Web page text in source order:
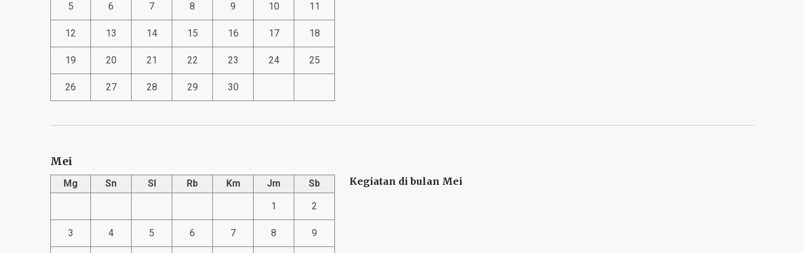
5 6 7 8 9 10 11
12 13 14 15 16 17 18
19 20 21 22 23 24 25
26 27 28 29 30
Mei
Mg Sn Sl Rb Km Jm
Sb
1
2
3 4 5 6 7 8 9
Kegiatan di bulan Mei